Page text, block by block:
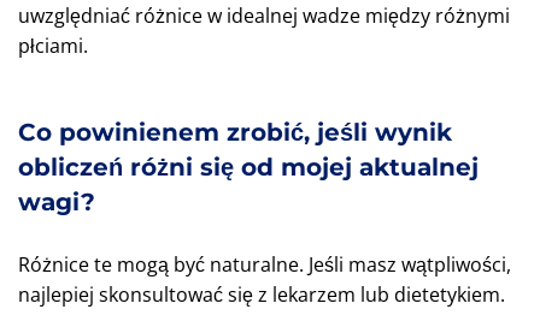
uwzględniać różnice w idealnej wadze między różnymi
płciami.
Co powinienem zrobić, jeśli wynik
obliczeń różni się od mojej aktualnej
wagi?
Różnice te mogą być naturalne. Jeśli masz wątpliwości,
najlepiej skonsultować się z lekarzem lub dietetykiem.